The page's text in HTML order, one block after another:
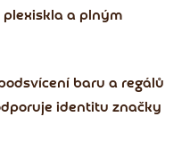
plexiskla a plným
baru a regálů
identitu značky